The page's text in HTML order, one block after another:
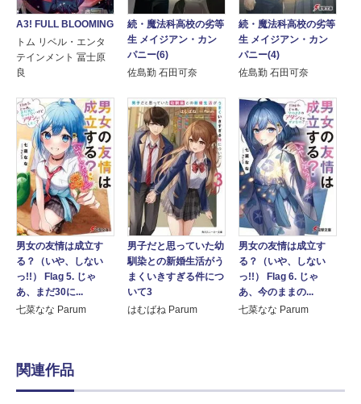
A3! FULL BLOOMING
トム リベル・エンタ
テインメント 冨士原
良
続・魔法科高校の劣等
生 メイジアン・カン
パニー(6)
佐島勤 石田可奈
続・魔法科高校の劣等
生 メイジアン・カン
パニー(4)
佐島勤 石田可奈
男女の友情は成立す
る？（いや、しない
っ!!） Flag 5. じゃ
あ、まだ30に...
七菜なな Parum
男子だと思っていた幼
馴染との新婚生活がう
まくいきすぎる件につ
いて3
はむばね Parum
男女の友情は成立す
る？（いや、しない
っ!!） Flag 6. じゃ
あ、今のままの...
七菜なな Parum
関連作品